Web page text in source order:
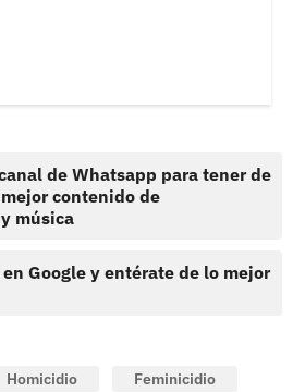
de Whatsapp para tener de
contenido de
música
Google y entérate de lo mejor
Homicidio Feminicidio